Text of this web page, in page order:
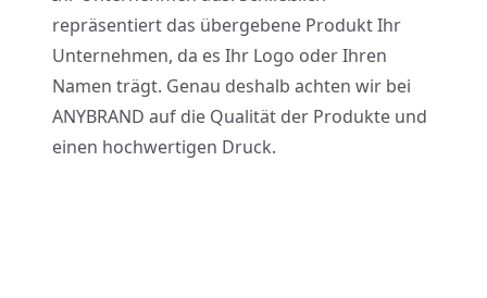
repräsentiert das übergebene Produkt Ihr
Unternehmen, da es Ihr Logo oder Ihren
Namen trägt. Genau deshalb achten wir bei
ANYBRAND auf die Qualität der Produkte und
einen hochwertigen Druck.